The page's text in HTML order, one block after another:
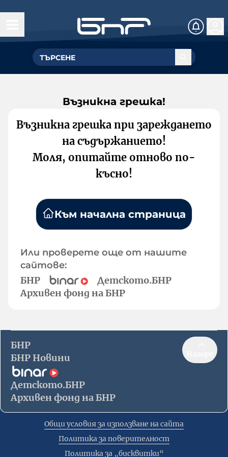
Възникна грешка!
Възникна грешка при зареждането
на съдържанието!
Моля, опитайте отново по-
късно!
Към начална страница
Или проверете още от нашите
сайтове:
БНР
Детското.БНР
Архивен фонд на БНР
БНР
БНР Новини
Детското.БНР
Архивен фонд на БНР
Общи условия за използване на сайта
Политика за поверителност
Политика за „бисквитки“